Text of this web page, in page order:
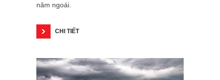
năm ngoái.
CHI TIẾT